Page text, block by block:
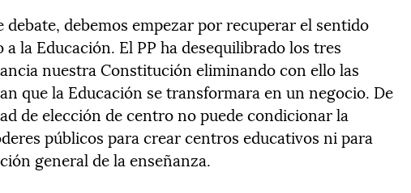
debate, debemos empezar por recuperar el sentido
la Educación. El PP ha desequilibrado los tres
nuestra Constitución eliminando con ello las
que la Educación se transformara en un negocio. De
de elección de centro no puede condicionar la
públicos para crear centros educativos ni para
general de la enseñanza.